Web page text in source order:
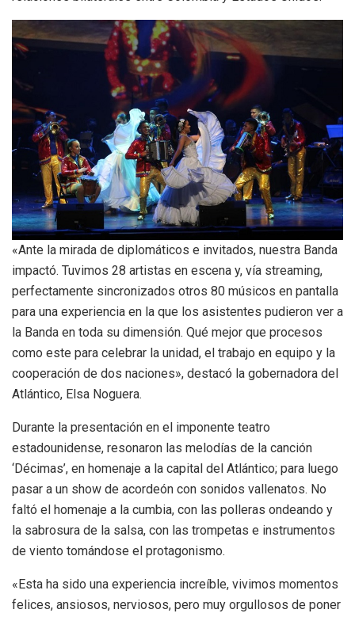
«Ante la mirada de diplomáticos e invitados, nuestra Banda
impactó. Tuvimos 28 artistas en escena y, vía streaming,
perfectamente sincronizados otros 80 músicos en pantalla
para una experiencia en la que los asistentes pudieron ver a
la Banda en toda su dimensión. Qué mejor que procesos
como este para celebrar la unidad, el trabajo en equipo y la
cooperación de dos naciones», destacó la gobernadora del
Atlántico, Elsa Noguera.
Durante la presentación en el imponente teatro
estadounidense, resonaron las melodías de la canción
‘Décimas’, en homenaje a la capital del Atlántico; para luego
pasar a un show de acordeón con sonidos vallenatos. No
faltó el homenaje a la cumbia, con las polleras ondeando y
la sabrosura de la salsa, con las trompetas e instrumentos
de viento tomándose el protagonismo.
«Esta ha sido una experiencia increíble, vivimos momentos
felices, ansiosos, nerviosos, pero muy orgullosos de poner